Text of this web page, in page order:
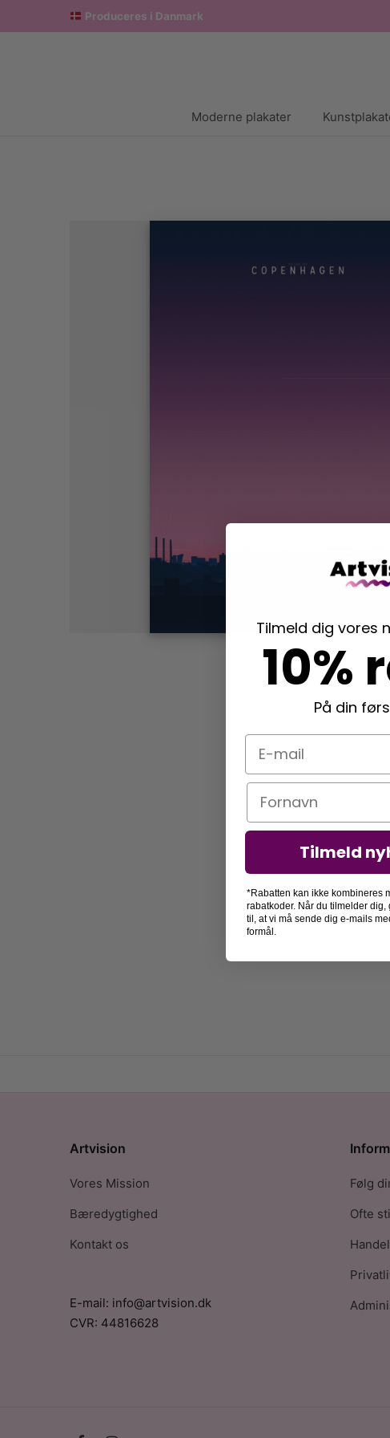
Produceres i Danmark
Moderne plakater
Følg
Ofte
Artvision
Vores Mission
Bæredygtighed
Kontakt os
E-mail: info@artvision.dk
CVR: 44816628
Tilmeld dig vores
10%
På din
E-mail
Navn
Tilmeld
*Rabatten kan ikke kombineres
rabatkoder. Når du tilmelder dig,
til, at vi må sende dig e-mails
formål.